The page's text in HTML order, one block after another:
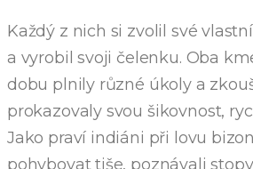
Každý z nich si zvolil své
a vyrobil svoji čelenku. Oba
dobu plnily různé úkoly a
prokazovaly svou šikovnost,
Jako praví indiáni při lovu
pohybovat tiše, poznávali